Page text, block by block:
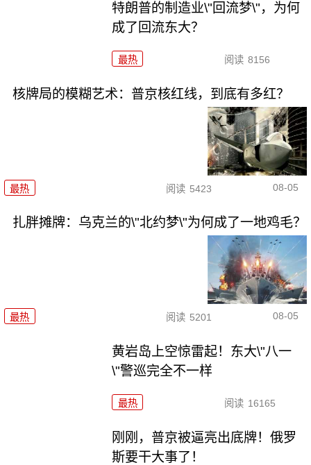
特朗普的制造业\"回流梦\"，为何
成了回流东大？
最热 阅读 8156
核牌局的模糊艺术：普京核红线，到底有多红？
最热 阅读 5423 08-05
扎胖摊牌：乌克兰的\"北约梦\"为何成了一地鸡毛？
最热 阅读 5201 08-05
黄岩岛上空惊雷起！东大\"八一
\"警巡完全不一样
最热 阅读 16165
刚刚，普京被逼亮出底牌！俄罗
斯要干大事了！